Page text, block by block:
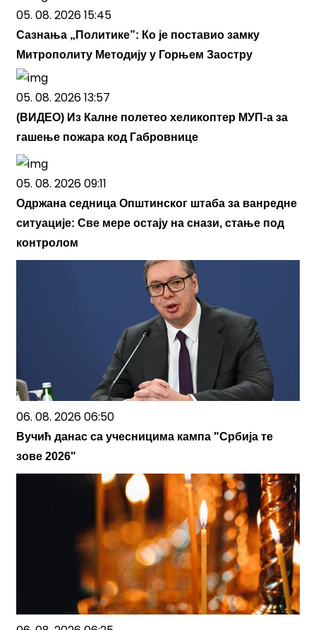
05. 08. 2026 15:45
Сазнања „Политике”: Ко је поставио замку
Митрополиту Методију у Горњем Заостру
05. 08. 2026 13:57
(ВИДЕО) Из Калне полетео хеликоптер МУП-а за
гашење пожара код Габровнице
05. 08. 2026 09:11
Одржана седница Општинског штаба за ванредне
ситуације: Све мере остају на снази, стање под
контролом
06. 08. 2026 06:50
Вучић данас са учесницима кампа "Србија те
зове 2026"